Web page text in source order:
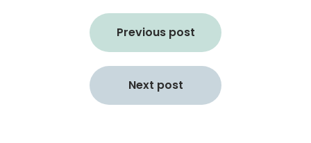
Previous post
Next post